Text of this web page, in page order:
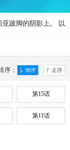
跛脚的阴影上。 以
序：
第15话
第11话